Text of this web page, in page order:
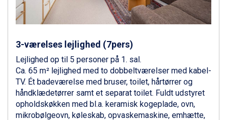
Wagrain fra DKK 4.645
Ischgl fra DKK 7.095
St. Anton fra DKK 7.245
Zell am See fra DKK 4.095
Livigno fra DKK 4.145
Canazei fra DKK 4.745
Ponte di Legno fra DKK 4.745
Bad Gastein fra DKK 4.195
Alleghe fra DKK 5.595
Sauze dOulx fra DKK 4.045
Arabba fra DKK 7.045
3-værelses lejlighed (7pers)
Lejlighed op til 5 personer på 1. sal.
Ca. 65 m² lejlighed med to dobbeltværelser med kabel-
TV. Ét badeværelse med bruser, toilet, hårtørrer og
håndklædetørrer samt et separat toilet. Fuldt udstyret
opholdskøkken med bl.a. keramisk kogeplade, ovn,
mikrobølgeovn, køleskab, opvaskemaskine, emhætte,